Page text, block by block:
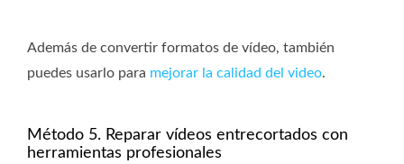
Además de convertir formatos de vídeo, también
puedes usarlo para mejorar la calidad del video.
Método 5. Reparar vídeos entrecortados con
herramientas profesionales